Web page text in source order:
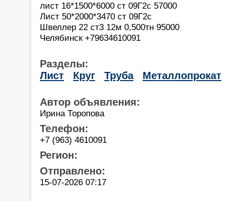
лист 16*1500*6000 ст 09Г2с 57000
Лист 50*2000*3470 ст 09Г2с
Швеллер 22 ст3 12м 0,500тн 95000
Челябинск +79634610091
Разделы:
Лист
Круг Труба Металлопрокат
Автор объявления:
Ирина Торопова
Телефон:
+7 (963) 4610091
Регион:
Отправлено:
15-07-2026 07:17